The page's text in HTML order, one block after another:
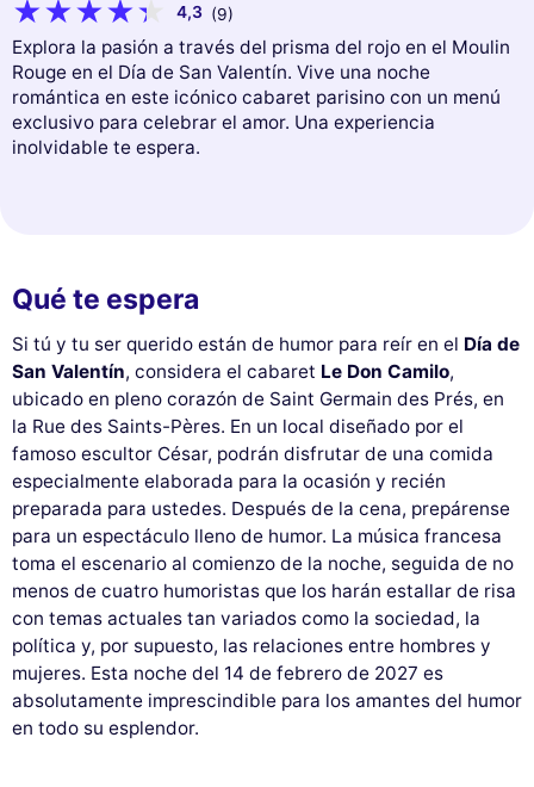
4,3 (9)
Explora la pasión a través del prisma del rojo en el Moulin
Rouge en el Día de San Valentín. Vive una noche
romántica en este icónico cabaret parisino con un menú
exclusivo para celebrar el amor. Una experiencia
inolvidable te espera.
Qué te espera
Si tú y tu ser querido están de humor para reír en el Día de
San Valentín, considera el cabaret Le Don Camilo,
ubicado en pleno corazón de Saint Germain des Prés, en
la Rue des Saints-Pères. En un local diseñado por el
famoso escultor César, podrán disfrutar de una comida
especialmente elaborada para la ocasión y recién
preparada para ustedes. Después de la cena, prepárense
para un espectáculo lleno de humor. La música francesa
toma el escenario al comienzo de la noche, seguida de no
menos de cuatro humoristas que los harán estallar de risa
con temas actuales tan variados como la sociedad, la
política y, por supuesto, las relaciones entre hombres y
mujeres. Esta noche del 14 de febrero de 2027 es
absolutamente imprescindible para los amantes del humor
en todo su esplendor.